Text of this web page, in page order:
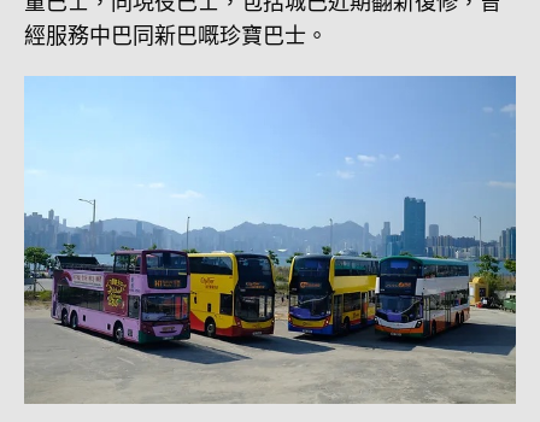
經服務中巴同新巴嘅珍寶巴士。